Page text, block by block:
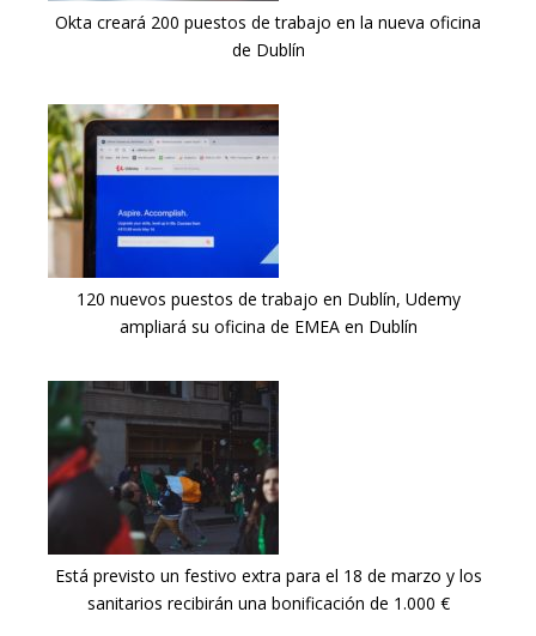
Okta creará 200 puestos de trabajo en la nueva oficina
de Dublín
120 nuevos puestos de trabajo en Dublín, Udemy
ampliará su oficina de EMEA en Dublín
Está previsto un festivo extra para el 18 de marzo y los
sanitarios recibirán una bonificación de 1.000 €